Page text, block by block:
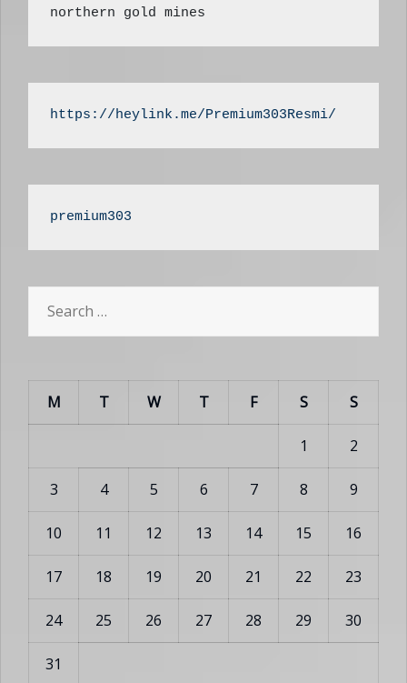
northern gold mines
https://heylink.me/Premium303Resmi/
premium303
for:
M T W T F S S
1 2
3 4 5 6 7 8 9
10 11 12 13 14 15 16
17 18 19 20 21 22 23
24 25 26 27 28 29 30
31